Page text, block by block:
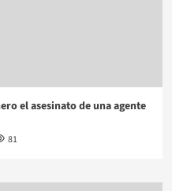
el asesinato de una agente
81